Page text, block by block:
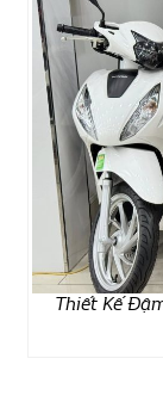
Thiết Kế